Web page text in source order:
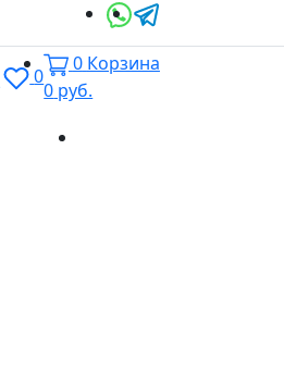
Поиск
0
0 Корзина
0 руб.